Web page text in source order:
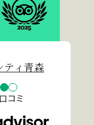
ティ青森
コミ